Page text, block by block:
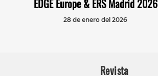
EDGE Europe & ERS Madrid 2026
28 de enero del 2026
Revista